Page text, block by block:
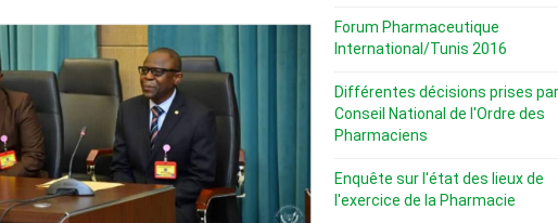
Forum Pharmaceutique
International/Tunis 2016
Différentes décisions prises
Conseil National de l'Ordre des
Pharmaciens
Enquête sur l'état des lieux de
l'exercice de la Pharmacie